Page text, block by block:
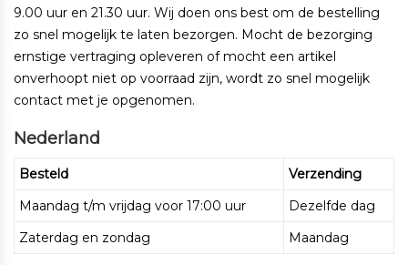
9.00 uur en 21.30 uur. Wij doen ons best om de bestelling
zo snel mogelijk te laten bezorgen. Mocht de bezorging
ernstige vertraging opleveren of mocht een artikel
onverhoopt niet op voorraad zijn, wordt zo snel mogelijk
contact met je opgenomen.
Nederland
Besteld
Verzending
Maandag t/m vrijdag voor 17:00 uur
Dezelfde dag
Zaterdag en zondag
Maandag